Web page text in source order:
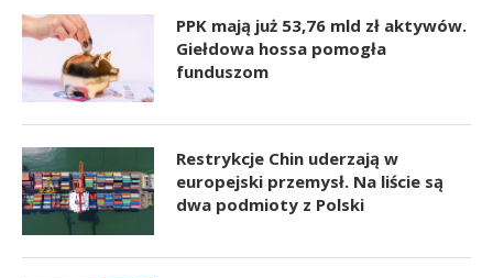
PPK mają już 53,76 mld zł aktywów.
Giełdowa hossa pomogła
funduszom
Restrykcje Chin uderzają w
europejski przemysł. Na liście są
dwa podmioty z Polski